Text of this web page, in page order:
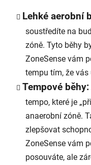
Lehké aerobní
soustředíte na
zóně. Tyto běhy
ZoneSense vám
tempu tím, že
Tempové běhy:
tempo, které je
anaerobní zóně.
zlepšovat
ZoneSense vám
posouváte, ale